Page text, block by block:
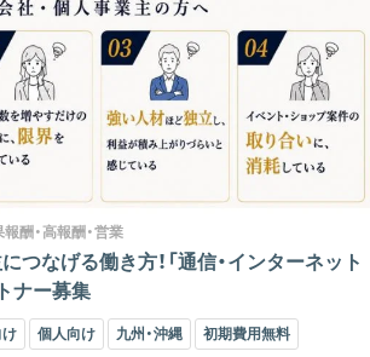
酬・高報酬・営業
つなげる働き方！「通信・インターネット
ナー募集
個人向け 九州・沖縄 初期費用無料